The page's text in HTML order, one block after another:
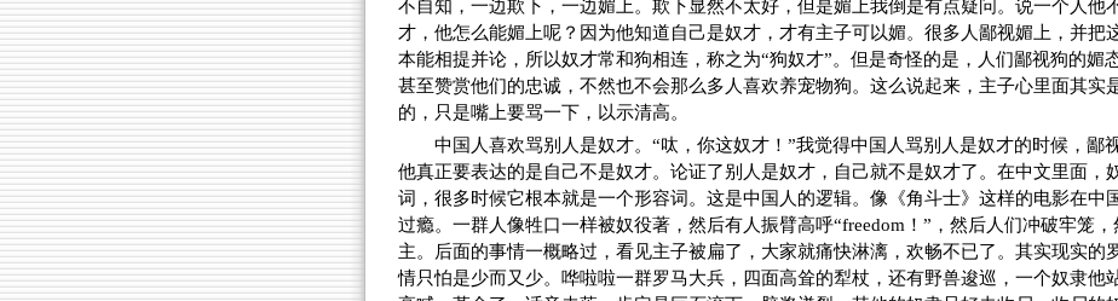
不自知，一边欺下，一边媚上。欺下显然不太好，但是媚上我倒是有点疑问。说一个人他
才，他怎么能媚上呢？因为他知道自己是奴才，才有主子可以媚。很多人鄙视媚上，并把
本能相提并论，所以奴才常和狗相连，称之为“狗奴才”。但是奇怪的是，人们鄙视狗的媚
甚至赞赏他们的忠诚，不然也不会那么多人喜欢养宠物狗。这么说起来，主子心里面其实
的，只是嘴上要骂一下，以示清高。
中国人喜欢骂别人是奴才。“呔，你这奴才！”我觉得中国人骂别人是奴才的时候，鄙
他真正要表达的是自己不是奴才。论证了别人是奴才，自己就不是奴才了。在中文里面，
词，很多时候它根本就是一个形容词。这是中国人的逻辑。像《角斗士》这样的电影在中
过瘾。一群人像牲口一样被奴役著，然后有人振臂高呼“freedom！”，然后人们冲破牢笼
主。后面的事情一概略过，看见主子被扁了，大家就痛快淋漓，欢畅不已了。其实现实的
情只怕是少而又少。哗啦啦一群罗马大兵，四面高耸的犁杖，还有野兽逡巡，一个奴隶他